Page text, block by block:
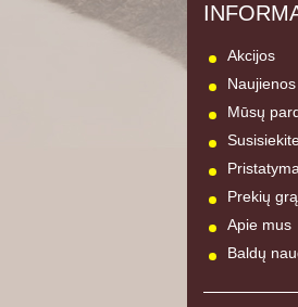
Akcijos
Naujienos
Mūsų
Prekių
Apie mus
Baldų